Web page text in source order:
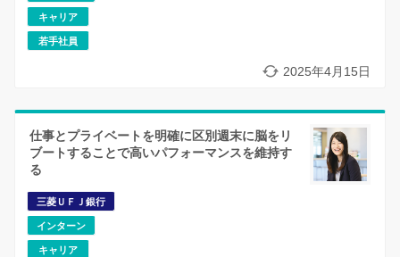
キャリア
若手社員
2025年4月15日
仕事とプライベートを明確に区別週末に脳をリ
ブートすることで高いパフォーマンスを維持す
る
三菱ＵＦＪ銀行
インターン
キャリア